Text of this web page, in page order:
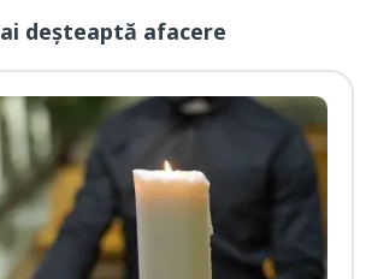
deșteaptă afacere